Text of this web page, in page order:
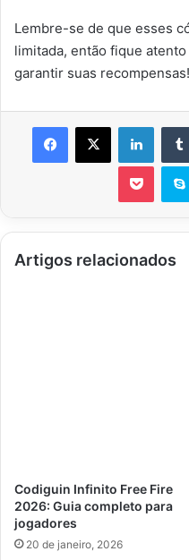
Lembre-se de que esses
limitada, então fique
garantir suas recompensas!
Facebook
X
Artigos relacionados
Codiguin Infinito Free Fire
2026: Guia completo para
jogadores
20 de janeiro, 2026